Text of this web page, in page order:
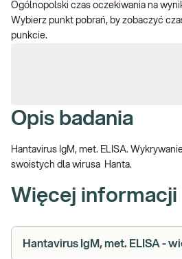
Ogólnopolski czas oczekiwania na
Wybierz punkt pobrań, by zobaczyć
punkcie.
Opis badania
Hantavirus IgM, met. ELISA.
swoistych dla wirusa Hanta.
Więcej informacji
Hantavirus IgM, met. ELISA -